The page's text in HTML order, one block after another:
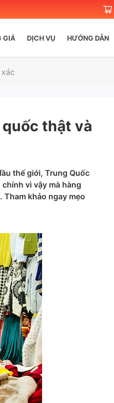
GIÁ DỊCH VỤ HƯỚNG DẪN
thật và
thế giới, Trung Quốc
vì vậy mà hàng
khảo ngay mẹo